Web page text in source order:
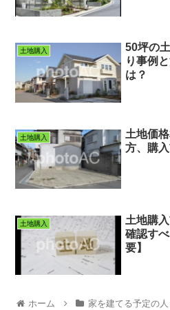
土地購入
50坪の
り事例
は？
土地購入
土地価
方、購
土地購入
土地購
確認す
要】
ホーム 家を建てる予定の人